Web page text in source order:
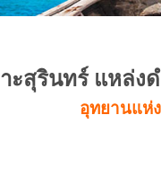
ะสุรินทร์ แหล่ง
อุทยานแห่